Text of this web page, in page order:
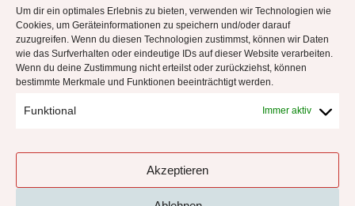
Um dir ein optimales Erlebnis zu bieten, verwenden wir Technologien wie
Cookies, um Geräteinformationen zu speichern und/oder darauf
zuzugreifen. Wenn du diesen Technologien zustimmst, können wir Daten
wie das Surfverhalten oder eindeutige IDs auf dieser Website verarbeiten.
Wenn du deine Zustimmung nicht erteilst oder zurückziehst, können
bestimmte Merkmale und Funktionen beeinträchtigt werden.
Funktional Immer aktiv
Akzeptieren
Datenschutzhinweise
Impressum
Cookie-Richtlinie (EU)
!